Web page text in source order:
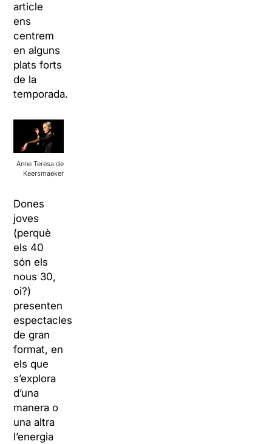
article
ens
centrem
en alguns
plats forts
de la
temporada.
Anne Teresa de
Keersmaeker
Dones
joves
(perquè
els 40
són els
nous 30,
oi?)
presenten
espectacles
de gran
format, en
els que
s’explora
d’una
manera o
una altra
l’energia